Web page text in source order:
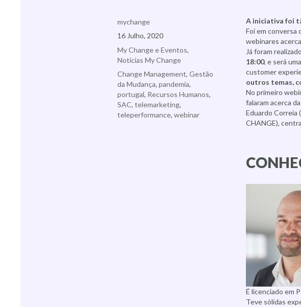
A iniciativa foi
Foi em conversa
webinares
Já foram
18:00, e será
customer
outros temas,
No primeiro
falaram acerca
Eduardo Correia
CHANGE),
É licenciado em
Teve sólidas
Autor
mychange
Publicado
a
16 Julho, 2020
Categorias
My Change e Eventos,
Notícias My Change
Etiquetas
Change Management, Gestão
da Mudança, pandemia,
portugal, Recursos Humanos,
SAC, telemarketing,
teleperformance, webinar